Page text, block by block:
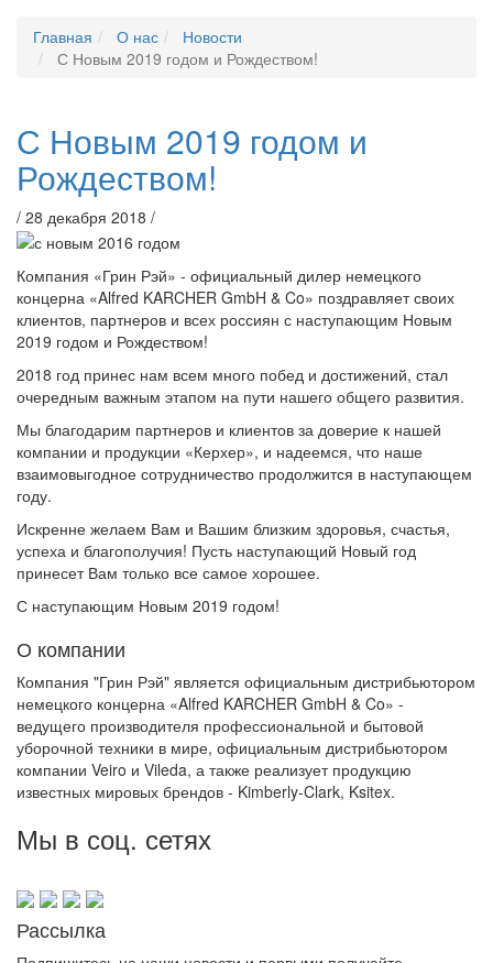
Главная О нас
Новости
С Новым 2019 годом и Рождеством!
С Новым 2019 годом и
Рождеством!
/ 28 декабря 2018 /
Компания «Грин Рэй» - официальный дилер немецкого
концерна «Alfred KARCHER GmbH & Co» поздравляет своих
клиентов, партнеров и всех россиян с наступающим Новым
2019 годом и Рождеством!
2018 год принес нам всем много побед и достижений, стал
очередным важным этапом на пути нашего общего развития.
Мы благодарим партнеров и клиентов за доверие к нашей
компании и продукции «Керхер», и надеемся, что наше
взаимовыгодное сотрудничество продолжится в наступающем
году.
Искренне желаем Вам и Вашим близким здоровья, счастья,
успеха и благополучия! Пусть наступающий Новый год
принесет Вам только все самое хорошее.
С наступающим Новым 2019 годом!
О компании
Компания "Грин Рэй" является официальным дистрибьютором
немецкого концерна «Alfred KARCHER GmbH & Co» -
ведущего производителя профессиональной и бытовой
уборочной техники в мире, официальным дистрибьютором
компании Veiro и Vileda, а также реализует продукцию
известных мировых брендов - Kimberly-Clark, Ksitex.
Мы в соц. сетях
Рассылка